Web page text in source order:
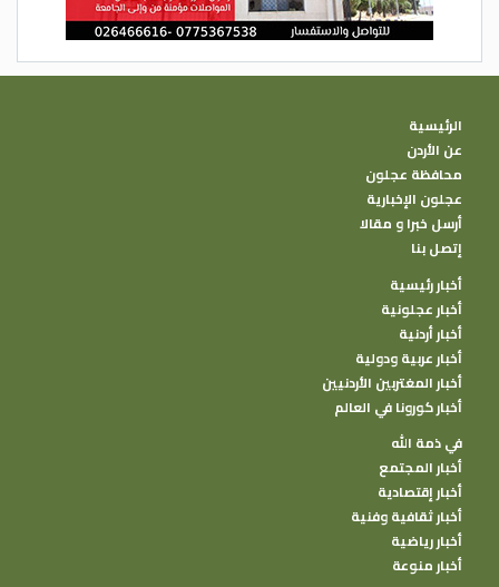
الرئيسية
عن الأردن
محافظة عجلون
عجلون الإخبارية
أرسل خبرا و مقالا
إتصل بنا
أخبار رئيسية
أخبار عجلونية
أخبار أردنية
أخبار عربية ودولية
أخبار المغتربين الأردنيين
أخبار كورونا في العالم
في ذمة الله
أخبار المجتمع
أخبار إقتصادية
أخبار ثقافية وفنية
أخبار رياضية
أخبار منوعة